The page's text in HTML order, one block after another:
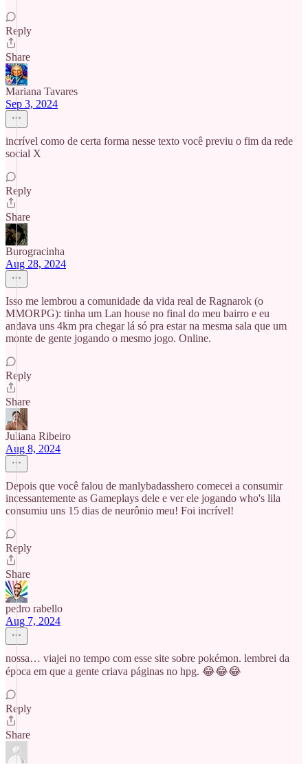
Reply
Share
Mariana Tavares
Sep 3, 2024
incrível como de certa forma nesse texto você previu o fim da rede
social X
Reply
Share
Burogracinha
Aug 28, 2024
Isso me lembrou a comunidade da vida real de Ragnarok (o
MMORPG): tinha um Lan house no final do meu bairro e eu
andava uns 4km pra chegar lá só pra estar na mesma sala que um
monte de gente jogando o mesmo jogo. Online.
Reply
Share
Juliana Ribeiro
Aug 8, 2024
Depois que você falou de manlybadasshero comecei a consumir
incessantemente as Gameplays dele e ver ele jogando who's lila
consumiu uns 15 dias de neurônio meu! Foi incrível!
Reply
Share
pedro rabello
Aug 7, 2024
nossa… viajei no tempo com esse site sobre pokémon. lembrei da
época em que a gente criava páginas no hpg. 😂😂😂
Reply
Share